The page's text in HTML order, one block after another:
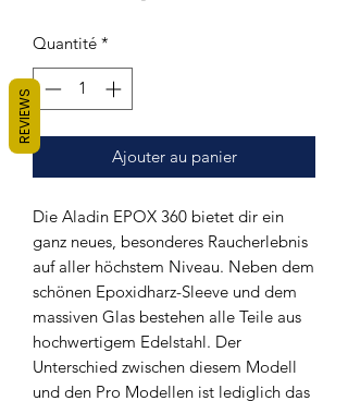
Quantité *
Ajouter au panier
Die Aladin EPOX 360 bietet dir ein
ganz neues, besonderes Raucherlebnis
auf aller höchstem Niveau. Neben dem
schönen Epoxidharz-Sleeve und dem
massiven Glas bestehen alle Teile aus
hochwertigem Edelstahl. Der
Unterschied zwischen diesem Modell
und den Pro Modellen ist lediglich das
REVIEWS